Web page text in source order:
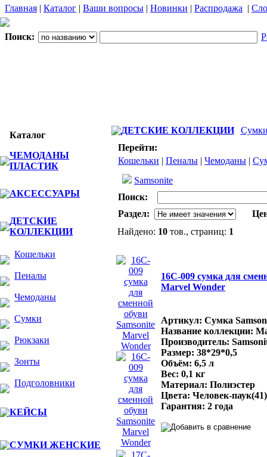
Главная | Каталог | Ваши вопросы | Новинки | Распродажа |
Поиск:
Каталог
ЧЕМОДАНЫ
ПЛАСТИК
АКСЕССУАРЫ
ДЕТСКИЕ
КОЛЛЕКЦИИ
Кошельки
Пеналы
Чемоданы
Сумки
Рюкзаки
Зонты
Подголовники
КЕЙСЫ
СУМКИ ЖЕНСКИЕ
ДЕТСКИЕ КОЛЛЕКЦИИ
Перейти:
Кошельки | Пеналы | Чемоданы |
Samsonite
Поиск:
Раздел:
Найдено: 10 тов., страниц: 1
16C-009 сумка для
Marvel Wonder
Артикул: Сумка
Название коллекции:
Производитель:
Размер: 38*29*0,5
Объём: 6,5 л
Вес: 0,1 кг
Материал: Полиэстер
Цвета: Человек-паук(41)
Гарантия: 2 года